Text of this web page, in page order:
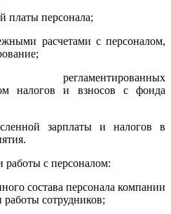
платы персонала;
расчетами с персоналом,
регламентированных
налогов и взносов с фонда
зарплаты и налогов в
работы с персоналом:
состава персонала компании
сотрудников;